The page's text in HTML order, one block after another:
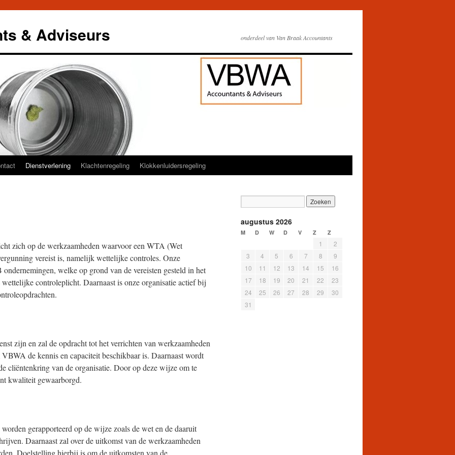
& Adviseurs onderdeel van Van Braak Accountants
Dienstverlening Klachtenregeling Klokkenluidersregeling
zich op de werkzaamheden waarvoor een WTA (Wet
vereist is, namelijk wettelijke controles. Onze
welke op grond van de vereisten gesteld in het
controleplicht. Daarnaast is onze organisatie actief bij
zijn en zal de opdracht tot het verrichten van werkzaamheden
de kennis en capaciteit beschikbaar is. Daarnaast wordt
cliëntenkring van de organisatie. Door op deze wijze om te
kwaliteit gewaarborgd.
gerapporteerd op de wijze zoals de wet en de daaruit
Daarnaast zal over de uitkomst van de werkzaamheden
Doelstelling hierbij is om de uitkomsten van de
augustus 2026
M D W D V Z Z
1
2
3
4 5 6 7 8
9
10
11 12 13 14 15
16
17
18 19 20 21 22
23
24
25 26 27 28 29
30
31